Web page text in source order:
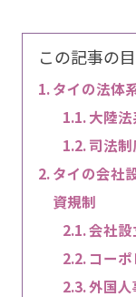
この記事の
タイの法体
大陸
司法
タイの会社
資規制
会社
コー
外国